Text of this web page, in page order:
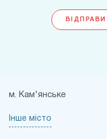
м. Кам'янське
Інше місто